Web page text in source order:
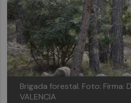
Brigada forestal. Foto: Firma:
VALENCIA